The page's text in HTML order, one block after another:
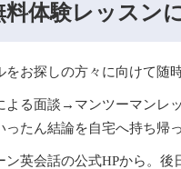
体験レッスン
お探しの方々に向けて随
よる面談→マンツーマンレ
たん結論を自宅へ持ち帰
英会話の公式HPから。